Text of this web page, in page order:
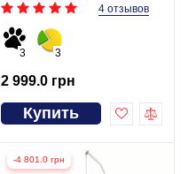
4 отзывов
3 3
2 999.0 грн
Купить
-4 801.0 грн